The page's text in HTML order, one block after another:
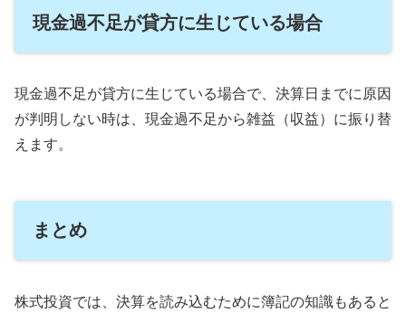
現金過不足が貸方に生じている場合
現金過不足が貸方に生じている場合で、決算日までに原因
が判明しない時は、現金過不足から雑益（収益）に振り替
えます。
まとめ
株式投資では、決算を読み込むために簿記の知識もあると